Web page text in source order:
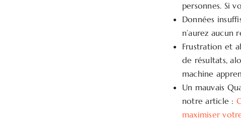
personnes. Si
Données
n’aurez
Frustration et
de résultats,
machine
Un mauvais
notre article :
maximiser